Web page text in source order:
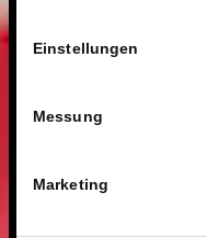
Einstellungen
Messung
Marketing